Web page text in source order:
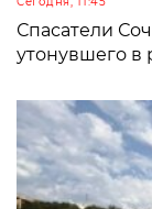
Спасатели
утонувшего в